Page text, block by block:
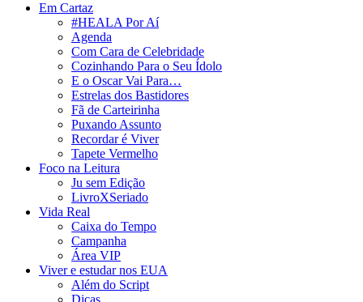
Em Cartaz
#HEALA Por Aí
Agenda
Com Cara de Celebridade
Cozinhando Para o Seu Ídolo
E o Oscar Vai Para…
Estrelas dos Bastidores
Fã de Carteirinha
Puxando Assunto
Recordar é Viver
Tapete Vermelho
Foco na Leitura
Ju sem Edição
LivroXSeriado
Vida Real
Caixa do Tempo
Campanha
Área VIP
Viver e estudar nos EUA
Além do Script
Dicas